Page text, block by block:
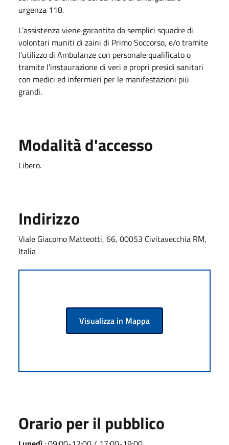
urgenza 118.
L’assistenza viene garantita da semplici squadre di
volontari muniti di zaini di Primo Soccorso, e/o tramite
l’utilizzo di Ambulanze con personale qualificato o
tramite l’instaurazione di veri e propri presidi sanitari
con medici ed infermieri per le manifestazioni più
grandi.
Modalità d'accesso
Libero.
Indirizzo
Viale Giacomo Matteotti, 66, 00053 Civitavecchia RM,
Italia
Visualizza in Mappa
Orario per il pubblico